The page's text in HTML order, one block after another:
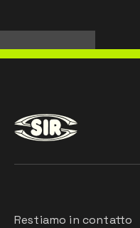
Restiamo in contatto